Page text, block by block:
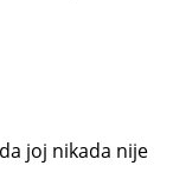
joj nikada nije